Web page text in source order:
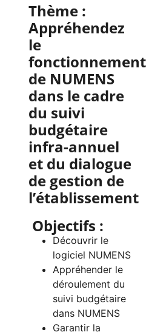
Thème :
Appréhendez
le
fonctionnement
de NUMENS
dans le cadre
du suivi
budgétaire
infra-annuel
et du dialogue
de gestion de
l’établissement
Objectifs :
Découvrir le
logiciel NUMENS
Appréhender le
déroulement du
suivi budgétaire
dans NUMENS
Garantir la